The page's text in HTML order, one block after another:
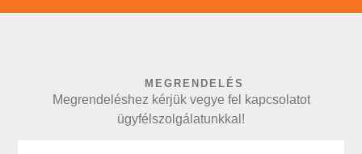
MEGRENDELÉS
Megrendeléshez kérjük vegye fel kapcsolatot
ügyfélszolgálatunkkal!